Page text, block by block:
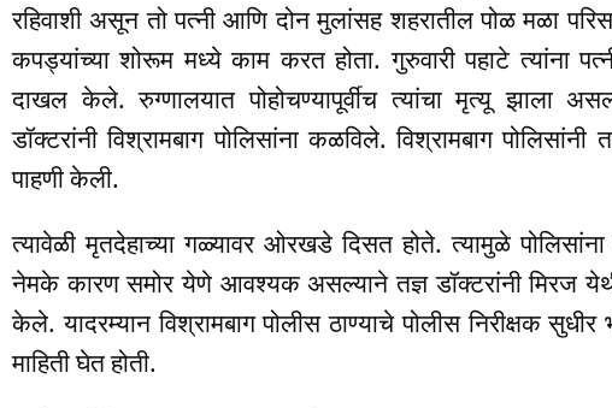
रहिवाशी असून तो पत्नी आणि दोन मुलांसह शहरातील पोळ मळा
कपड्यांच्या शोरूम मध्ये काम करत होता. गुरुवारी पहाटे त्यांना
दाखल केले. रुग्णालयात पोहोचण्यापूर्वीच त्यांचा मृत्यू झाला
डॉक्टरांनी विश्रामबाग पोलिसांना कळविले. विश्रामबाग
पाहणी केली.
त्यावेळी मृतदेहाच्या गळ्यावर ओरखडे दिसत होते. त्यामुळे
नेमके कारण समोर येणे आवश्यक असल्याने तज्ञ डॉक्टरांनी मिरज
केले. यादरम्यान विश्रामबाग पोलीस ठाण्याचे पोलीस निरीक्षक सुधीर
माहिती घेत होती.